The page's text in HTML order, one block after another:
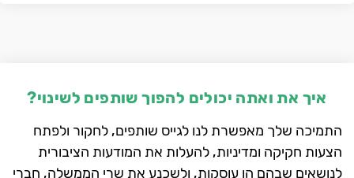
איך את ואתה יכולים להפוך שותפים לשינוי?
התמיכה שלך מאפשרת לנו לגייס שותפים, לחקור ולפתח
הצעות חקיקה ומדיניות, להעלות את המודעות הציבורית
לנושאים שבהם הן עוסקות, ולשכנע את שרי הממשלה, חברי